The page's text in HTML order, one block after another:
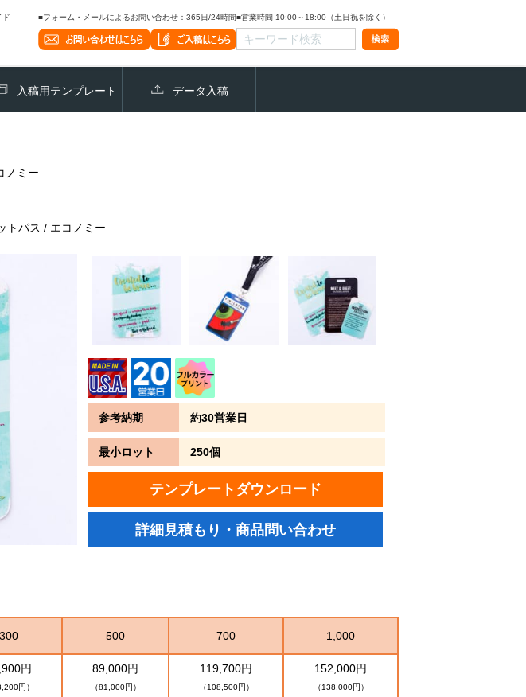
ド ■フォーム・メールによるお問い合わせ：365日/24時間■営業時間 10:00～18:00（土日祝を除く）
入稿用テンプレート データ入稿
ノミー
トパス / エコノミー
参考納期 約30営業日
最小ロット 250個
テンプレートダウンロード
詳細見積もり・商品問い合わせ
300 500 700 1,000
円
円）
89,000円
（81,000円）
119,700円
（108,500円）
152,000円
（138,000円）